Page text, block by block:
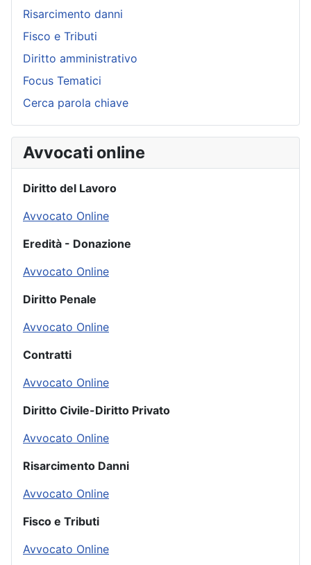
Risarcimento danni
Fisco e Tributi
Diritto amministrativo
Focus Tematici
Cerca parola chiave
Avvocati online
Diritto del Lavoro
Avvocato Online
Eredità - Donazione
Avvocato Online
Diritto Penale
Avvocato Online
Contratti
Avvocato Online
Diritto Civile-Diritto Privato
Avvocato Online
Risarcimento Danni
Avvocato Online
Fisco e Tributi
Avvocato Online